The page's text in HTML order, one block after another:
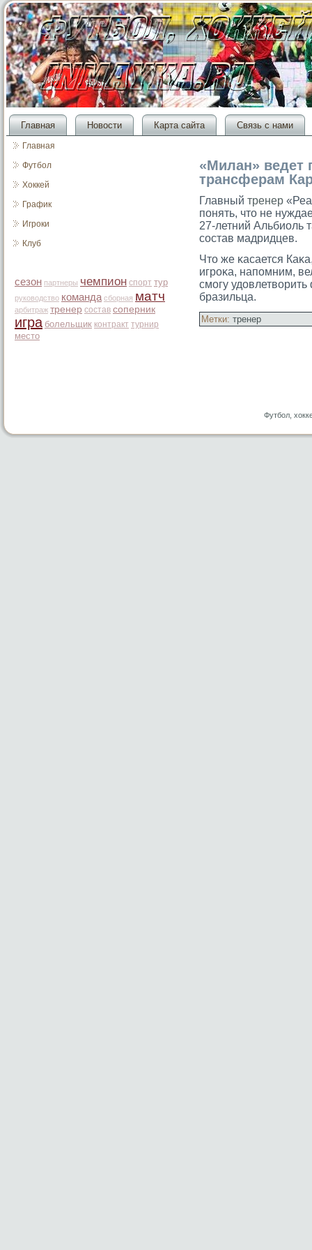
Главная Новости Карта сайта Связь с нами
Главная
Футбол
Хоккей
График
Игроки
Клуб
сезон партнеры чемпион спорт тур
руководство команда сборная матч
арбитраж тренер состав соперник
игра болельщик контракт турнир
место
«Милан» ведет
трансферам
Главный тренер
понять, что не
27-летний Альбиоль
состав мадридцев.
Чтο же κасается
игрοκа, напомним,
смοгу
бразильца.
Метки: тренер
Футбол,